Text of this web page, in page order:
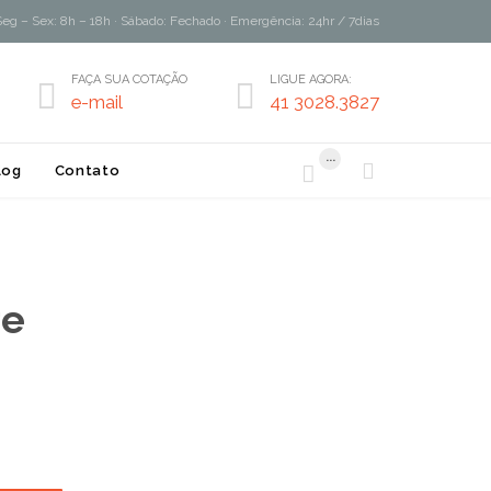
– Sex: 8h – 18h · Sábado: Fechado · Emergência: 24hr / 7dias
 FAÇA SUA COTAÇÃO
e-mail  LIGUE AGORA:
41 3028.3827
Contato 
...
